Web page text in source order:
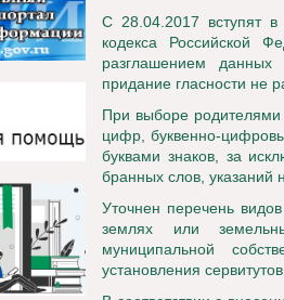
С 28.04.2017 вступят в
кодекса Российской
разглашением данных
придание гласности не
При выборе родителями
цифр, буквенно-
буквами знаков, за
бранных слов, указаний
Уточнен перечень
землях или
муниципальной
установления сервитутов